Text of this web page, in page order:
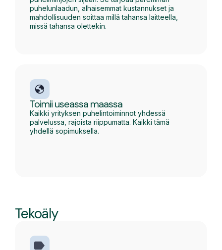
puhelunlaadun, alhaisemmat kustannukset ja
mahdollisuuden soittaa millä tahansa laitteella,
missä tahansa olettekin.
Toimii useassa maassa
Kaikki yrityksen puhelintoiminnot yhdessä
palvelussa, rajoista riippumatta. Kaikki tämä
yhdellä sopimuksella.
Tekoäly